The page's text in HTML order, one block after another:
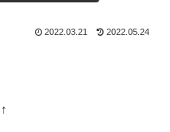
2022.03.21 2022.05.24